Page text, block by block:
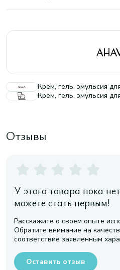
Крем, гель, эмульсия
Крем, гель, эмульсия
Отзывы
У этого товара пока
можете стать первым!
Расскажите о своем опыте
Обратите внимание на
соответствие заявленным
Оставить отзыв